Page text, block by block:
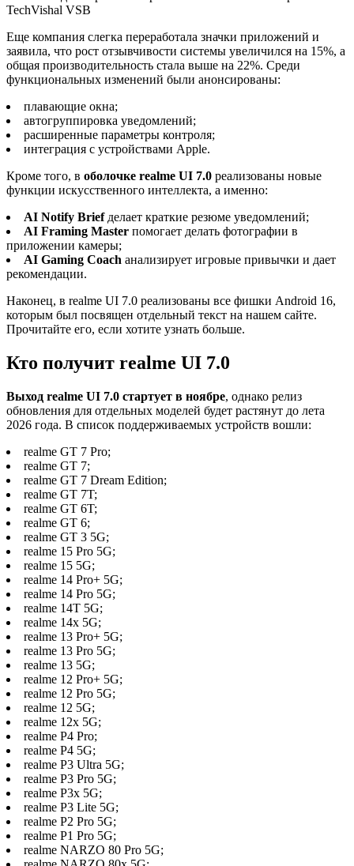
TechVishal VSB
Еще компания слегка переработала значки приложений и
заявила, что рост отзывчивости системы увеличился на 15%, а
общая производительность стала выше на 22%. Среди
функциональных изменений были анонсированы:
плавающие окна;
автогруппировка уведомлений;
расширенные параметры контроля;
интеграция с устройствами Apple.
Кроме того, в оболочке realme UI 7.0 реализованы новые
функции искусственного интеллекта, а именно:
AI Notify Briefделает краткие резюме уведомлений;
AI Framing Master помогает делать фотографии в
приложении камеры;
AI Gaming Coach анализирует игровые привычки и дает
рекомендации.
Наконец, в realme UI 7.0 реализованы все фишки Android 16,
которым был посвящен отдельный текст на нашем сайте.
Прочитайте его, если хотите узнать больше.
Кто получит realme UI 7.0
Выход realme UI 7.0 стартует в ноябре, однако релиз
обновления для отдельных моделей будет растянут до лета
2026 года. В список поддерживаемых устройств вошли:
realme GT 7 Pro;
realme GT 7;
realme GT 7 Dream Edition;
realme GT 7T;
realme GT 6T;
realme GT 6;
realme GT 3 5G;
realme 15 Pro 5G;
realme 15 5G;
realme 14 Pro+ 5G;
realme 14 Pro 5G;
realme 14T 5G;
realme 14x 5G;
realme 13 Pro+ 5G;
realme 13 Pro 5G;
realme 13 5G;
realme 12 Pro+ 5G;
realme 12 Pro 5G;
realme 12 5G;
realme 12x 5G;
realme P4 Pro;
realme P4 5G;
realme P3 Ultra 5G;
realme P3 Pro 5G;
realme P3x 5G;
realme P3 Lite 5G;
realme P2 Pro 5G;
realme P1 Pro 5G;
realme NARZO 80 Pro 5G;